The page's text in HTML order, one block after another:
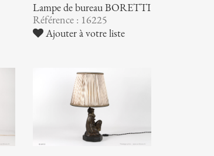
Lampe de bureau BORETTI
Référence : 16225
Ajouter à votre liste